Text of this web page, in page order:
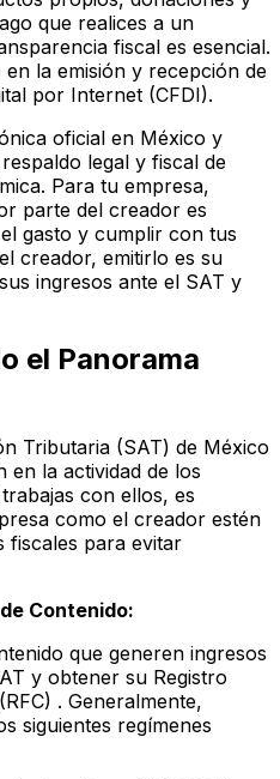
que realices a un
fiscal es esencial.
la emisión y recepción de
por Internet (CFDI).
oficial en México y
legal y fiscal de
Para tu empresa,
parte del creador es
gasto y cumplir con tus
creador, emitirlo es su
ingresos ante el SAT y
el Panorama
Tributaria (SAT) de México
en la actividad de los
con ellos, es
como el creador estén
fiscales para evitar
Contenido:
que generen ingresos
y obtener su Registro
. Generalmente,
siguientes regímenes